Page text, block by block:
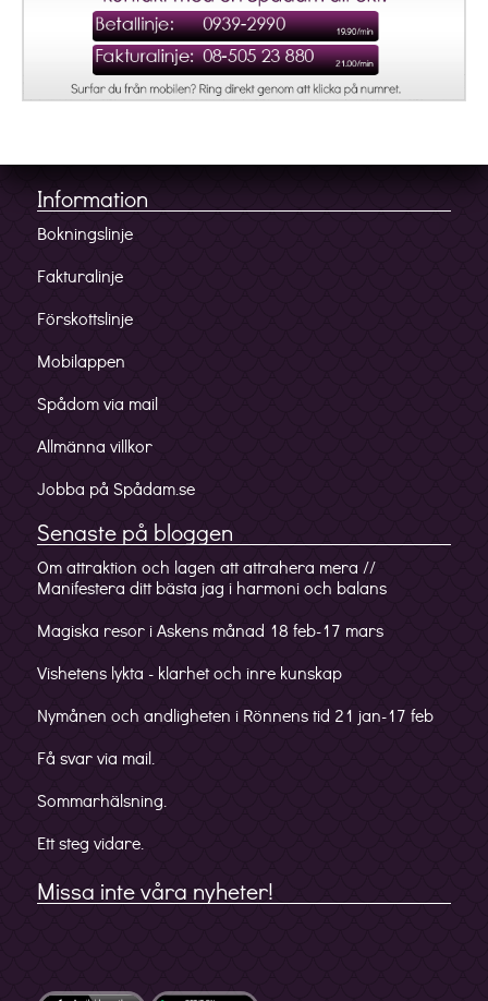
Information
Bokningslinje
Fakturalinje
Förskottslinje
Mobilappen
Spådom via mail
Allmänna villkor
Jobba på Spådam.se
Senaste på bloggen
Om attraktion och lagen att attrahera mera //
Manifestera ditt bästa jag i harmoni och balans
Magiska resor i Askens månad 18 feb-17 mars
Vishetens lykta - klarhet och inre kunskap
Nymånen och andligheten i Rönnens tid 21 jan-17 feb
Få svar via mail.
Sommarhälsning.
Ett steg vidare.
Missa inte våra nyheter!